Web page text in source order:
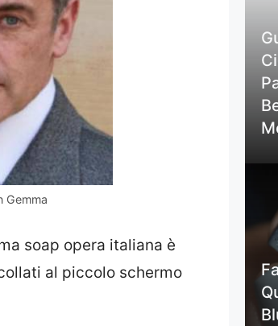
Gemma
soap opera italiana è
al piccolo schermo